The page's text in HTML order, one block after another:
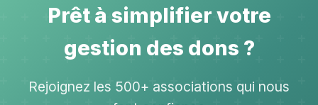
Prêt à simplifier votre
gestion des dons ?
Rejoignez les 500+ associations qui nous